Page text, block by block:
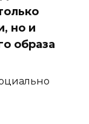
но и
образа